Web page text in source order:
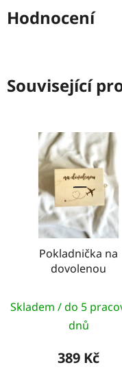
Hodnocení
Související
Pokladnička na
dovolenou
Skladem / do 5
dnů
389 Kč